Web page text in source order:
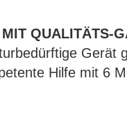
QUALITÄTS-
Gerät
Hilfe mit 6